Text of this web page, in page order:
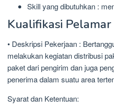
Skill yang dibutuhkan :
Kualifikasi Pelamar
• Deskripsi Pekerjaan :
melakukan kegiatan distribusi
paket dari pengirim dan juga
penerima dalam suatu area
Syarat dan Ketentuan: